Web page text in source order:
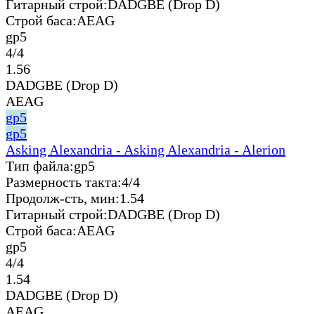
Гитарный строй:DADGBE (Drop D)
Строй баса:AEAG
gp5
4/4
1.56
DADGBE (Drop D)
AEAG
gp5
gp5
Asking Alexandria - Asking Alexandria - Alerion
Тип файла:gp5
Размерность такта:4/4
Продолж-сть, мин:1.54
Гитарный строй:DADGBE (Drop D)
Строй баса:AEAG
gp5
4/4
1.54
DADGBE (Drop D)